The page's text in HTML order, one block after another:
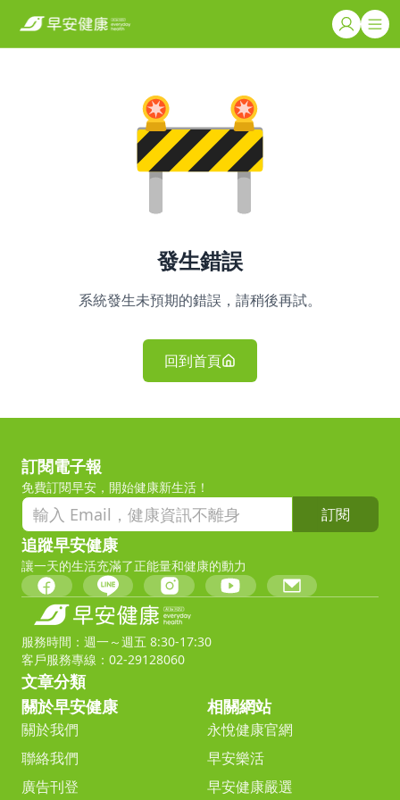
發生錯誤
系統發生未預期的錯誤，請稍後再試。
回到首頁
訂閱電子報
免費訂閱早安，開始健康新生活！
訂閱
追蹤早安健康
讓一天的生活充滿了正能量和健康的動力
服務時間：週一～週五 8:30-17:30
客戶服務專線：02-29128060
文章分類
關於早安健康
關於我們
聯絡我們
廣告刊登
相關網站
永悅健康官網
早安樂活
早安健康嚴選